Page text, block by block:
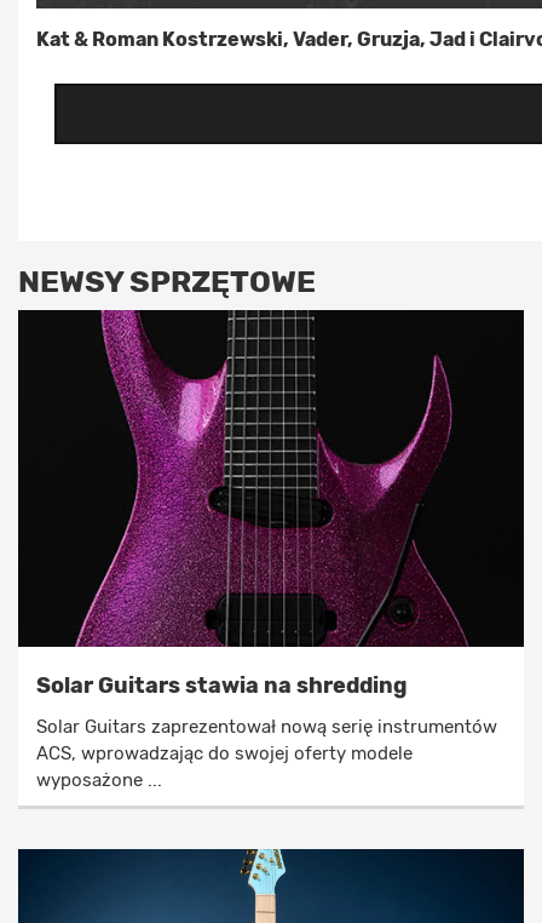
Kat & Roman Kostrzewski, Vader, Gruzja, Jad i
NEWSY SPRZĘTOWE
Solar Guitars stawia na shredding
Solar Guitars zaprezentował nową serię instrumentów
ACS, wprowadzając do swojej oferty modele
wyposażone ...